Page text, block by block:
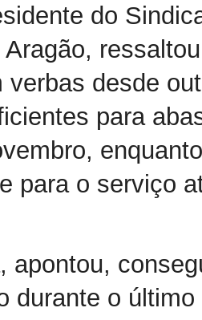
do
Aragão,
verbas desde
para
para o serviço
apontou,
durante o